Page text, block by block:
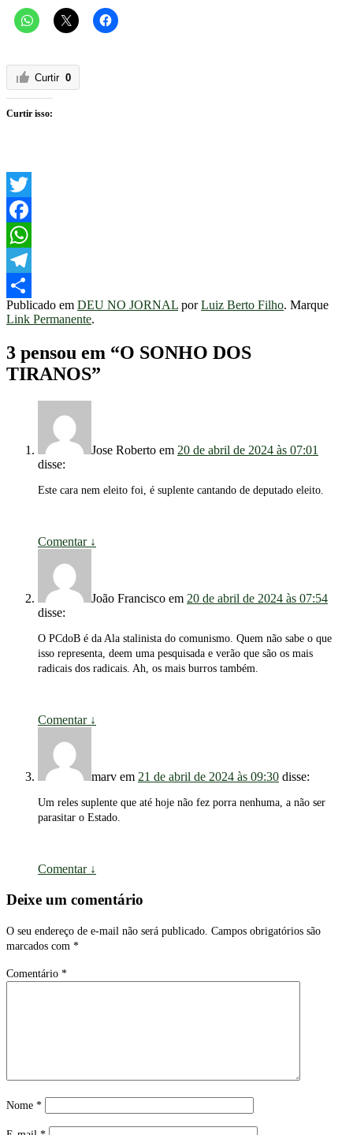
Curtir 0
Curtir isso:
Twitter
Facebook
WhatsApp
Telegram
Share
Publicado em DEU NO JORNAL porLuiz Berto Filho. Marque
Link Permanente.
3 pensou em “O SONHO DOS
TIRANOS”
Jose Roberto em 20 de abril de 2024 às 07:01
disse:
Este cara nem eleito foi, é suplente cantando de deputado eleito.
Comentar ↓
João Francisco em 20 de abril de 2024 às 07:54
disse:
O PCdoB é da Ala stalinista do comunismo. Quem não sabe o que
isso representa, deem uma pesquisada e verão que são os mais
radicais dos radicais. Ah, os mais burros também.
Comentar ↓
marv em 21 de abril de 2024 às 09:30 disse:
Um reles suplente que até hoje não fez porra nenhuma, a não ser
parasitar o Estado.
Comentar ↓
Deixe um comentário
O seu endereço de e-mail não será publicado. Campos obrigatórios são
marcados com *
Comentário *
Nome *